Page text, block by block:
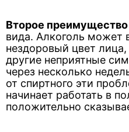
Второе преимущество
вида. Алкоголь может
нездоровый цвет лица,
другие неприятные
через несколько
от спиртного эти
начинает работать в
положительно